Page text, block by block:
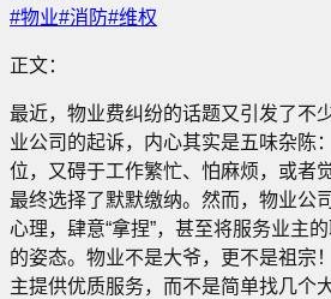
#物业#消防#维权
正文：
最近，物业费纠纷的话题又引发了不
业公司的起诉，内心其实是五味杂陈
位，又碍于工作繁忙、怕麻烦，或者
最终选择了默默缴纳。然而，物业公
心理，肆意“拿捏”，甚至将服务业主
的姿态。物业不是大爷，更不是祖宗
主提供优质服务，而不是简单找几个